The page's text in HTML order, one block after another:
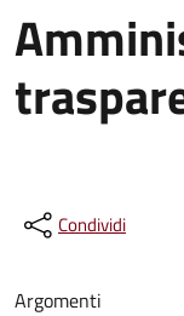
Condividi
Argomenti